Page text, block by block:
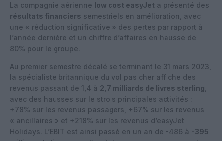
La compagnie aérienne low cost easyJet a présenté des
résultats financiers semestriels en amélioration, avec
une « réduction significative » des pertes par rapport à
l’année dernière et un chiffre d’affaires en hausse de
80% pour le groupe.
Au premier semestre décalé se terminant le 31 mars 2023,
la spécialiste britannique du vol pas cher affiche des
revenus passant de 1,4 à 2,7 milliards de livres sterling
avec des hausses sur le strois principales activités :
+78% sur les revenus passagers, +67% sur les revenus
« ancillaires » et +218% sur les revenus d’easyJet
Holidays. L’EBIT est ainsi passé en un an de -486 à -395